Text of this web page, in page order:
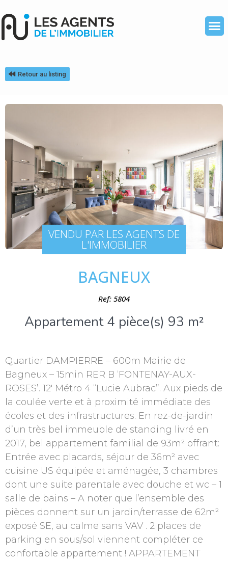
Retour au listing
VENDU PAR LES AGENTS DE
L'IMMOBILIER
BAGNEUX
Ref: 5804
Appartement 4 pièce(s) 93 m²
Quartier DAMPIERRE – 600m Mairie de
Bagneux – 15min RER B ‘FONTENAY-AUX-
ROSES’. 12′ Métro 4 “Lucie Aubrac”. Aux pieds de
la coulée verte et à proximité immédiate des
écoles et des infrastructures. En rez-de-jardin
d’un très bel immeuble de standing livré en
2017, bel appartement familial de 93m² offrant:
Entrée avec placards, séjour de 36m² avec
cuisine US équipée et aménagée, 3 chambres
dont une suite parentale avec douche et wc – 1
salle de bains – A noter que l’ensemble des
pièces donnent sur un jardin/terrasse de 62m²
exposé SE, au calme sans VAV . 2 places de
parking en sous/sol viennent compléter ce
confortable appartement ! APPARTEMENT